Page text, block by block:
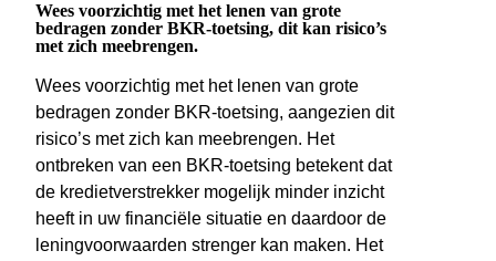
Wees voorzichtig met het lenen van grote
bedragen zonder BKR-toetsing, dit kan risico’s
met zich meebrengen.
Wees voorzichtig met het lenen van grote
bedragen zonder BKR-toetsing, aangezien dit
risico’s met zich kan meebrengen. Het
ontbreken van een BKR-toetsing betekent dat
de kredietverstrekker mogelijk minder inzicht
heeft in uw financiële situatie en daardoor de
leningvoorwaarden strenger kan maken. Het